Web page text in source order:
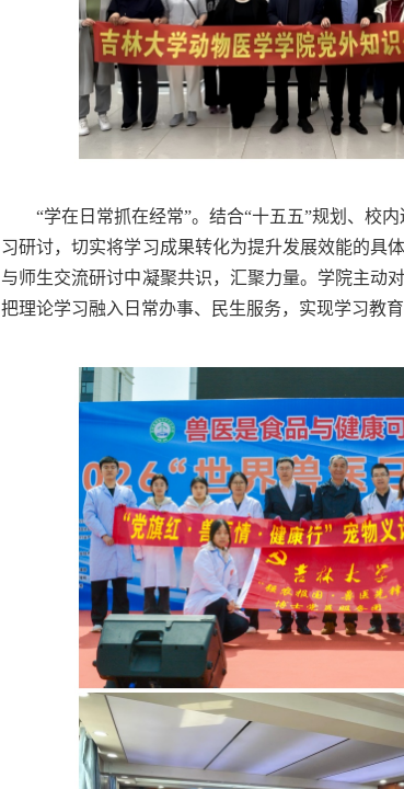
“学在日常抓在经常”。结合“十五五”规划、校
习研讨，切实将学习成果转化为提升发展效能的具
与师生交流研讨中凝聚共识，汇聚力量。学院主动
把理论学习融入日常办事、民生服务，实现学习教育